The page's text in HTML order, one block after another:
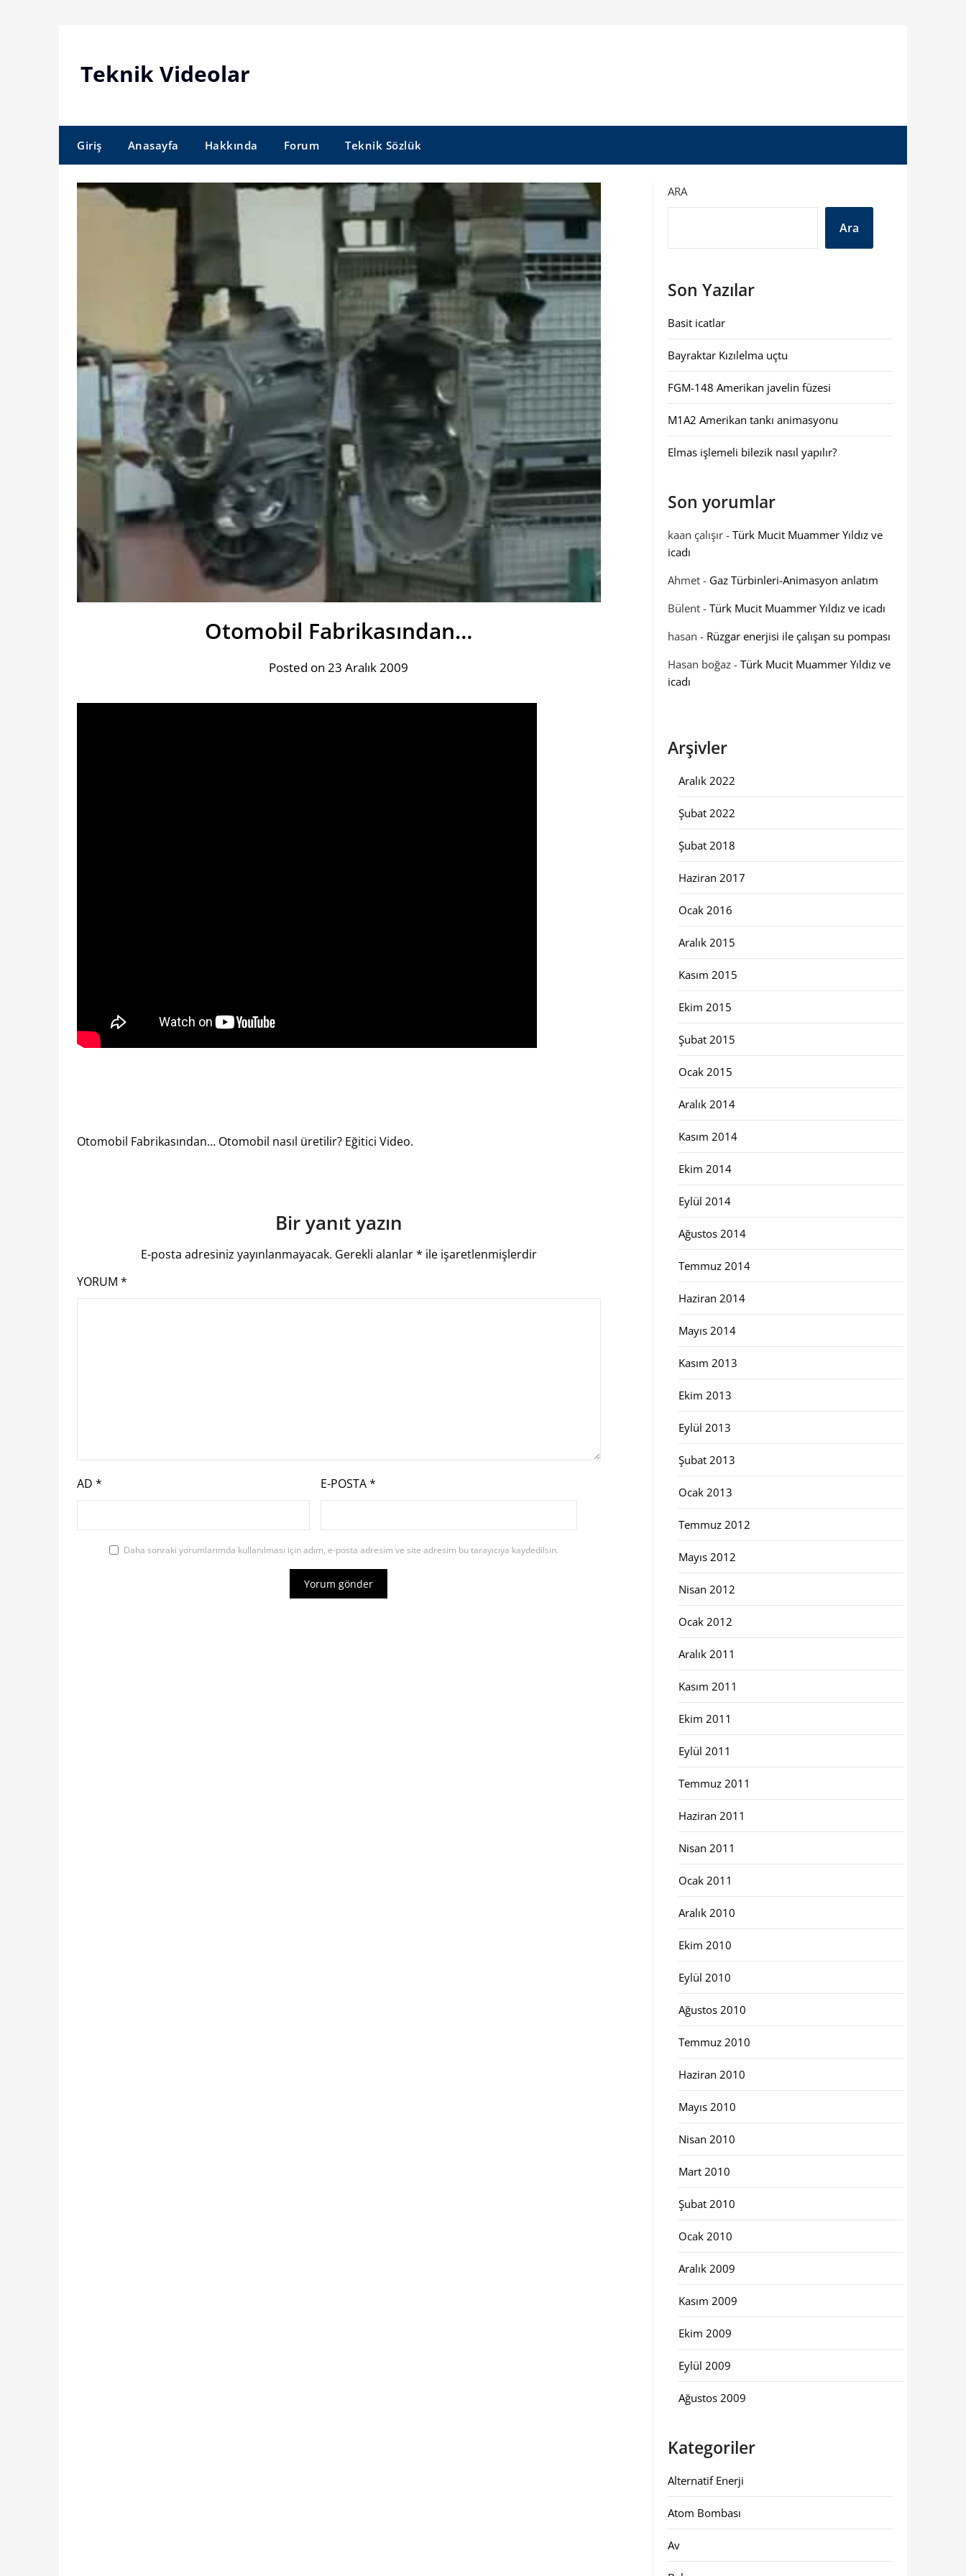
Teknik Videolar
Giriş Anasayfa Hakkında Forum Teknik Sözlük
Otomobil Fabrikasından…
Posted on 23 Aralık 2009
Otomobil Fabrikasından… Otomobil nasıl üretilir? Eğitici Video.
Bir yanıt yazın
E-posta adresiniz yayınlanmayacak. Gerekli alanlar* ile işaretlenmişlerdir
YORUM *
AD * E-POSTA*
Daha sonraki yorumlarımda kullanılması için adım, e-posta adresim ve site adresim bu tarayıcıya kaydedilsin.
ARA
Ara
Son Yazılar
Basit icatlar
Bayraktar Kızılelma uçtu
FGM-148 Amerikan javelin füzesi
M1A2 Amerikan tankı animasyonu
Elmas işlemeli bilezik nasıl yapılır?
Son yorumlar
kaan çalışır- Türk Mucit Muammer Yıldız ve
icadı
Ahmet- Gaz Türbinleri-Animasyon anlatım
Bülent- Türk Mucit Muammer Yıldız ve icadı
hasan - Rüzgar enerjisi ile çalışan su pompası
Hasan boğaz- Türk Mucit Muammer Yıldız ve
icadı
Arşivler
Aralık 2022
Şubat 2022
Şubat 2018
Haziran 2017
Ocak 2016
Aralık 2015
Kasım 2015
Ekim 2015
Şubat 2015
Ocak 2015
Aralık 2014
Kasım 2014
Ekim 2014
Eylül 2014
Ağustos 2014
Temmuz 2014
Haziran 2014
Mayıs 2014
Kasım 2013
Ekim 2013
Eylül 2013
Şubat 2013
Ocak 2013
Temmuz 2012
Mayıs 2012
Nisan 2012
Ocak 2012
Aralık 2011
Kasım 2011
Ekim 2011
Eylül 2011
Temmuz 2011
Haziran 2011
Nisan 2011
Ocak 2011
Aralık 2010
Ekim 2010
Eylül 2010
Ağustos 2010
Temmuz 2010
Haziran 2010
Mayıs 2010
Nisan 2010
Mart 2010
Şubat 2010
Ocak 2010
Aralık 2009
Kasım 2009
Ekim 2009
Eylül 2009
Ağustos 2009
Kategoriler
Alternatif Enerji
Atom Bombası
Av